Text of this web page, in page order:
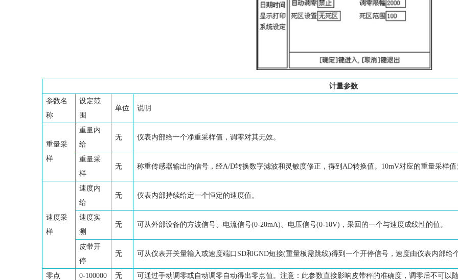
计量参数
参数名
称
设定范
围
单位 说明
重量采
样
重量内
给
无 仪表内部给一个净重采样值，调零对其无效。
重量采
样
无 称重传感器输出的信号，经A/D转换数字滤波和灵敏度修正，得到AD转换值。10mV对应的重量采样值
速度采
样
速度内
给
无 仪表内部持续给定一个恒定的速度值。
速度实
测
无 可从外部设备的方波信号、电流信号(0-20mA)、电压信号(0-10V)，采回的一个与速度成线性的值。
皮带开
停
无 可从仪表开关量输入或速度端口SD和GND短接(重量板需跳线)得到一个开停信号，速度由仪表内部给
零点 0-100000 无
可通过手动调零或自动调零自动得出零点值。注意：此参数直接影响皮带秤的准确度，调零后不可以随